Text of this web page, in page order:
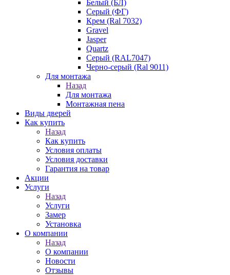
Белый (БЛ)
Серый (ФГ)
Крем (Ral 7032)
Gravel
Jasper
Quartz
Серый (RAL7047)
Черно-серый (Ral 9011)
Для монтажа
Назад
Для монтажа
Монтажная пена
Виды дверей
Как купить
Назад
Как купить
Условия оплаты
Условия доставки
Гарантия на товар
Акции
Услуги
Назад
Услуги
Замер
Установка
О компании
Назад
О компании
Новости
Отзывы